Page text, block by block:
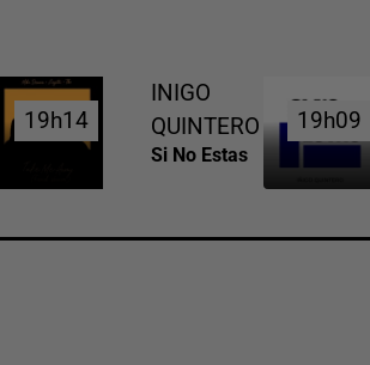
19h14
19h14
INIGO
QUINTERO
Si No Estas
19h09
19h09